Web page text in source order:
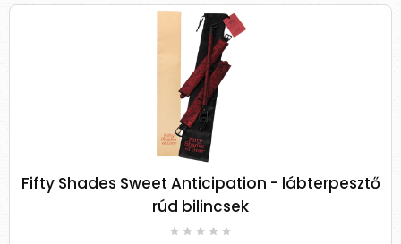
Fifty Shades Sweet Anticipation - lábterpesztő
rúd bilincsek